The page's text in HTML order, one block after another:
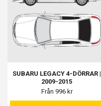
SUBARU LEGACY 4-DÖRRAR |
2009-2015
Från 996 kr